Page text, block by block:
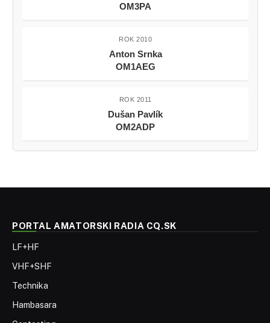
OM3PA
ROK 2010
Anton Srnka
OM1AEG
ROK 2011
Dušan Pavlík
OM2ADP
PORTAL AMATORSKI RADIA CQ.SK
LF+HF
VHF+SHF
Technika
Hambasara